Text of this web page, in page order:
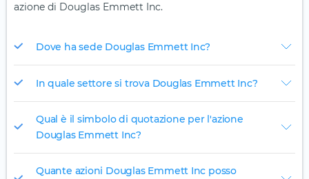
azione di Douglas Emmett Inc.
Dove ha sede Douglas Emmett Inc?
In quale settore si trova Douglas Emmett Inc?
Qual è il simbolo di quotazione per l'azione
Douglas Emmett Inc?
Quante azioni Douglas Emmett Inc posso